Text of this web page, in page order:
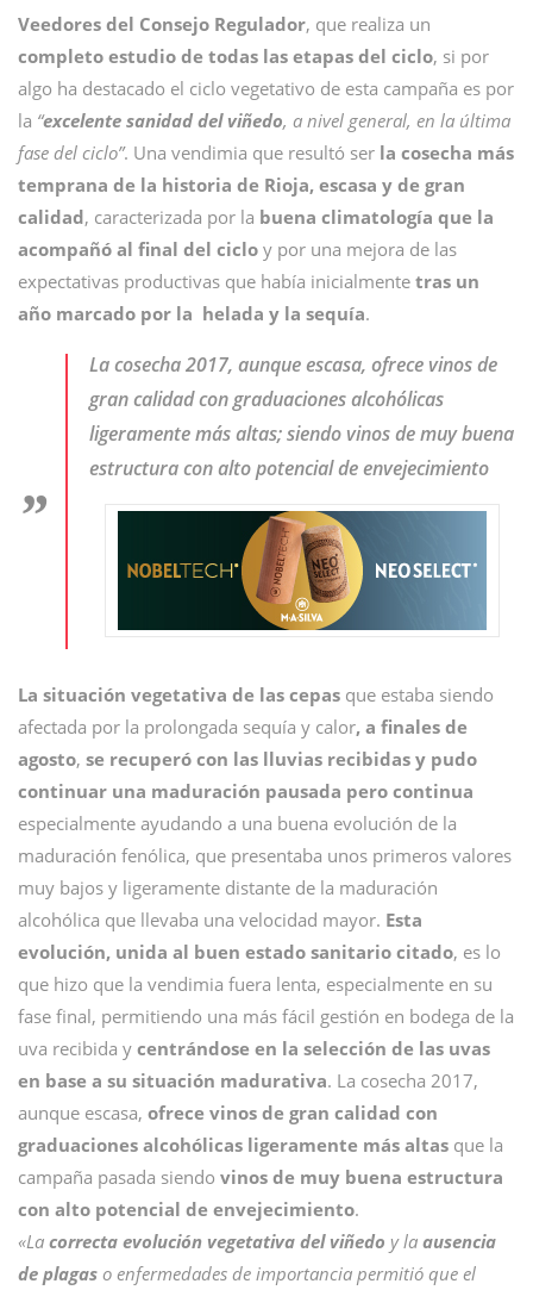
Veedores del Consejo Regulador, que realiza un
completo estudio de todas las etapas del ciclo, si por
algo ha destacado el ciclo vegetativo de esta campaña es por
la “excelente sanidad del viñedo, a nivel general, en la última
fase del ciclo”. Una vendimia que resultó ser la cosecha más
temprana de la historia de Rioja, escasa y de gran
calidad, caracterizada por la buena climatología que la
acompañó al final del ciclo y por una mejora de las
expectativas productivas que había inicialmente tras un
año marcado por la helada y la sequía.
La cosecha 2017, aunque escasa, ofrece vinos de
gran calidad con graduaciones alcohólicas
ligeramente más altas; siendo vinos de muy buena
estructura con alto potencial de envejecimiento
La situación vegetativa de las cepas que estaba siendo
afectada por la prolongada sequía y calor, a finales de
agosto, se recuperó con las lluvias recibidas y pudo
continuar una maduración pausada pero continua
especialmente ayudando a una buena evolución de la
maduración fenólica, que presentaba unos primeros valores
muy bajos y ligeramente distante de la maduración
alcohólica que llevaba una velocidad mayor. Esta
evolución, unida al buen estado sanitario citado, es lo
que hizo que la vendimia fuera lenta, especialmente en su
fase final, permitiendo una más fácil gestión en bodega de la
uva recibida y centrándose en la selección de las uvas
en base a su situación madurativa. La cosecha 2017,
aunque escasa, ofrece vinos de gran calidad con
graduaciones alcohólicas ligeramente más altas que la
campaña pasada siendo vinos de muy buena estructura
con alto potencial de envejecimiento.
«La correcta evolución vegetativa del viñedo y la ausencia
de plagas o enfermedades de importancia permitió que el